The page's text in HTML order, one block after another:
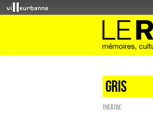
Gris
Théâtre